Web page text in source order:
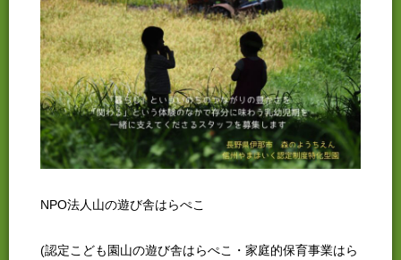
NPO法人山の遊び舎はらぺこ
(認定こども園山の遊び舎はらぺこ・家庭的保育事業はら